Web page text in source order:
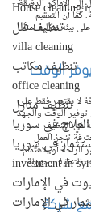
House cleaning
تنظيف فلل
villa cleaning
تنظيف مكاتب
office cleaning
تنظيف منازل
العلاج في سوريا
في سوريا
investment in
في الإمارات
في الإمارات
الأماكن الدقيقة
كما أن التعقيم
بيئة منزلية آمنة
الوقت
لا يقتصر فقط على
الوقت والجهد
في التنظيف
تنجز العمل
للراحة أو الاهتمام
التنظيف بسهولة
شركة